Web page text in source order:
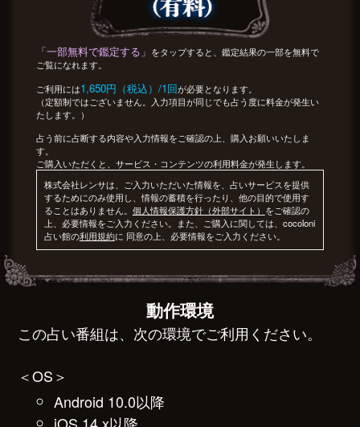
「一部無料で鑑定する」 をタップすると、鑑定結果の一部を無料で
ご覧になれます。
ご利用には1,650円（税込）/1回が必要となります。
（定額制ではございません。入力項目が同じでも占う度に料金が発生い
たします。）
占う前に占断する内容や入力情報をご確認の上、購入お願いいたしま
す。
ご購入いただくと、サービス・コンテンツの利用料金が発生します。
株式会社レンサは、ご入力いただいた情報を、占いサービスを提供
するためにのみ使用し、情報の蓄積を行ったり、他の目的で使用す
ることはありません。 個人情報保護方針（外部サイト） をご確認の
上、必要情報をご入力ください。また、ご購入に関しては、cocoloni
占い館の利用規約に 同意の上、必要情報をご入力ください。
動作環境
この占い番組は、次の環境でご利用ください。
＜OS＞
Android 10.0以降